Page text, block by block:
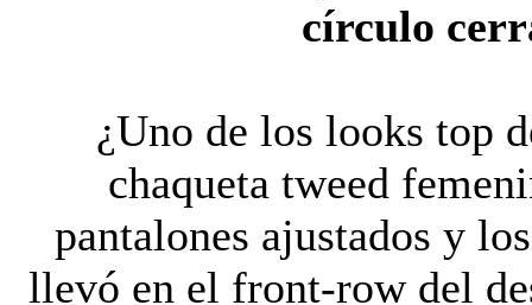
círculo
¿Uno de los looks top
chaqueta tweed
pantalones ajustados y
llevó en el front-row del